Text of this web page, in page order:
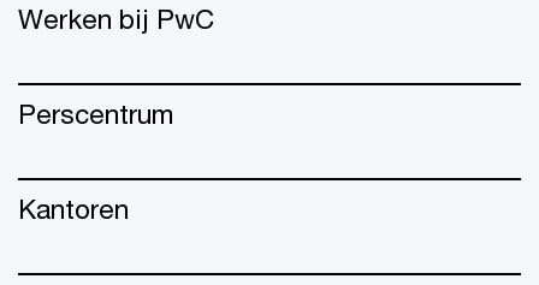
Werken bij PwC
Perscentrum
Kantoren